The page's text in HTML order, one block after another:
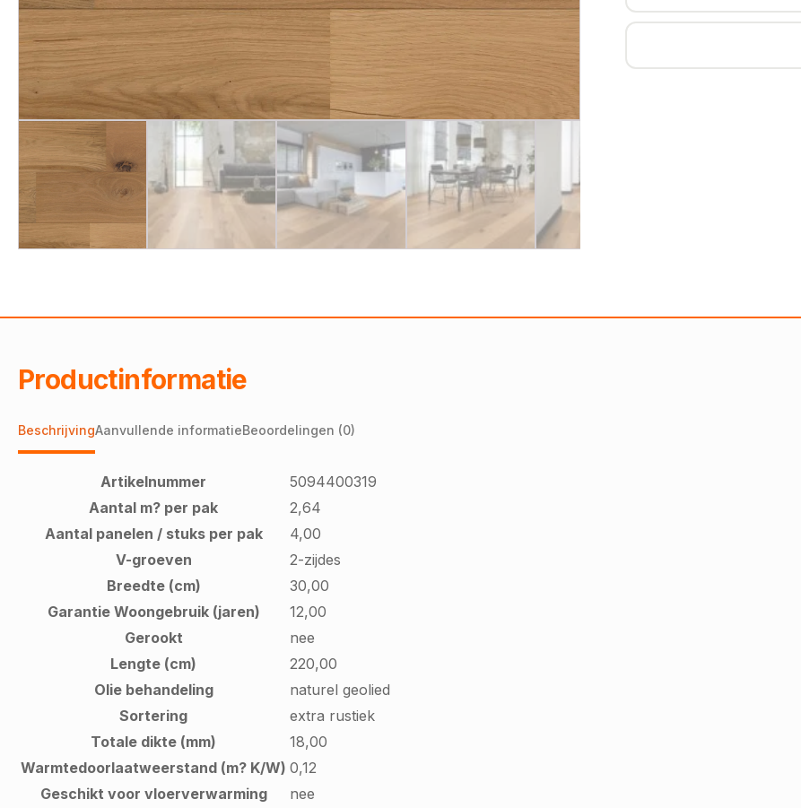
Productinformatie
BeschrijvingAanvullende informatieBeoordelingen (0)
Artikelnummer
5094400319
Aantal m? per pak
2,64
Aantal panelen / stuks per pak
4,00
V-groeven
2-zijdes
Breedte (cm)
30,00
Garantie Woongebruik (jaren)
12,00
Gerookt
nee
Lengte (cm)
220,00
Olie behandeling
naturel geolied
Sortering
extra rustiek
Totale dikte (mm)
18,00
Warmtedoorlaatweerstand (m? K/W) 0,12
Geschikt voor vloerverwarming
nee